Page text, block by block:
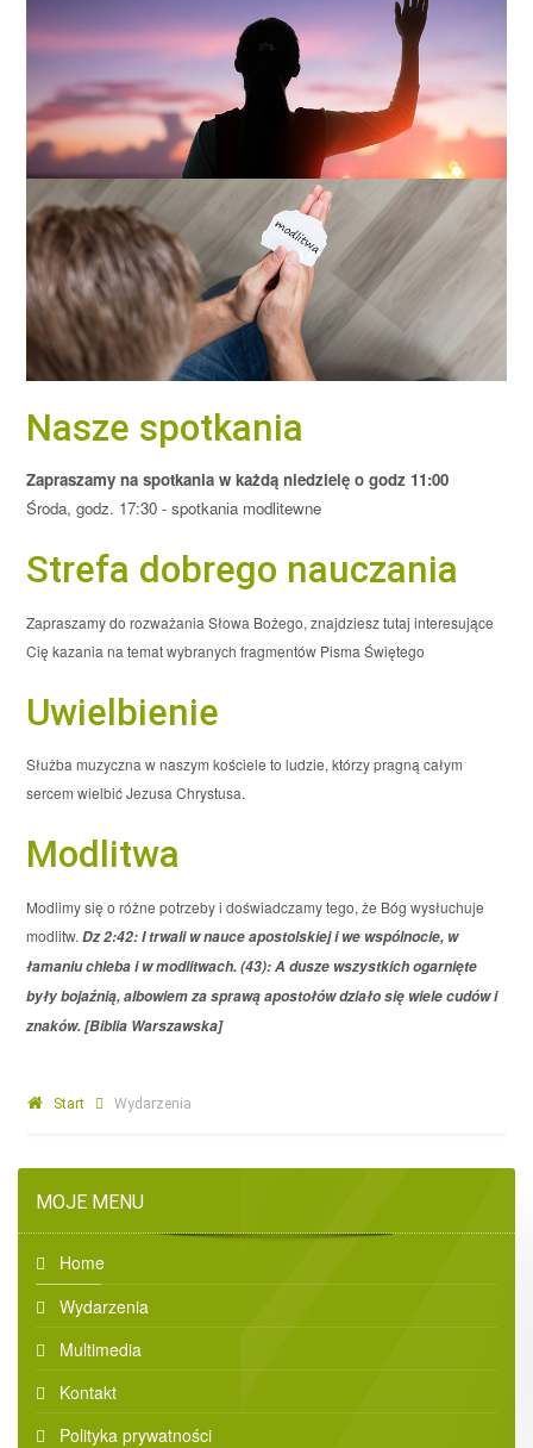
Nasze spotkania
Zapraszamy na spotkania w każdą niedzielę o godz 11:00
Środa, godz. 17:30 - spotkania modlitewne
Strefa dobrego nauczania
Zapraszamy do rozważania Słowa Bożego, znajdziesz tutaj interesujące
Cię kazania na temat wybranych fragmentów Pisma Świętego
Uwielbienie
Służba muzyczna w naszym kościele to ludzie, którzy pragną całym
sercem wielbić Jezusa Chrystusa.
Modlitwa
Modlimy się o różne potrzeby i doświadczamy tego, że Bóg wysłuchuje
modlitw. Dz 2:42: I trwali w nauce apostolskiej i we wspólnocie, w
łamaniu chleba i w modlitwach. (43): A dusze wszystkich ogarnięte
były bojaźnią, albowiem za sprawą apostołów działo się wiele cudów i
znaków. [Biblia Warszawska]
Start Wydarzenia
MOJE MENU
Home
Wydarzenia
Multimedia
Kontakt
Polityka prywatności